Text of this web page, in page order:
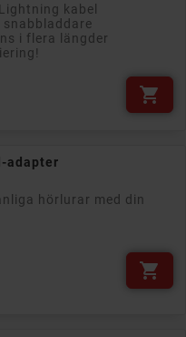
kabel
i flera längder

adapter
hörlurar med din
